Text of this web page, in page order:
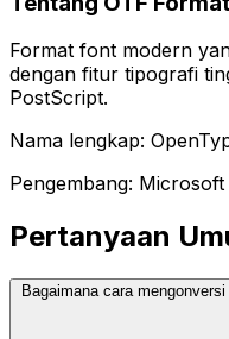
Format font modern
dengan fitur tipografi
PostScript.
Nama lengkap:
Pengembang:
Pertanyaan
Bagaimana cara